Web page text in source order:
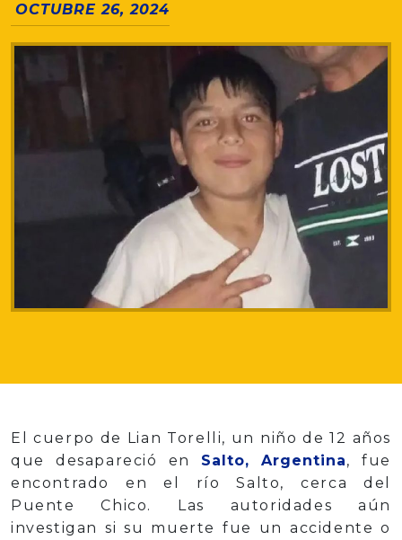
OCTUBRE 26, 2024
El cuerpo de Lian Torelli, un niño de 12 años
que desapareció en Salto, Argentina, fue
encontrado en el río Salto, cerca del
Puente Chico. Las autoridades aún
investigan si su muerte fue un accidente o